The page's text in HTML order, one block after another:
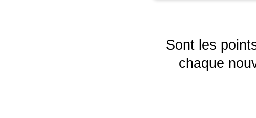
Sont les
chaque